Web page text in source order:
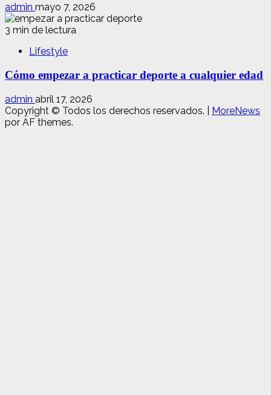
admin mayo 7, 2026
3 min de lectura
Lifestyle
Cómo empezar a practicar deporte a cualquier edad
admin abril 17, 2026
Copyright © Todos los derechos reservados.
MoreNews
por AF themes.